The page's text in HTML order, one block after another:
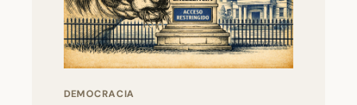
DEMOCRACIA